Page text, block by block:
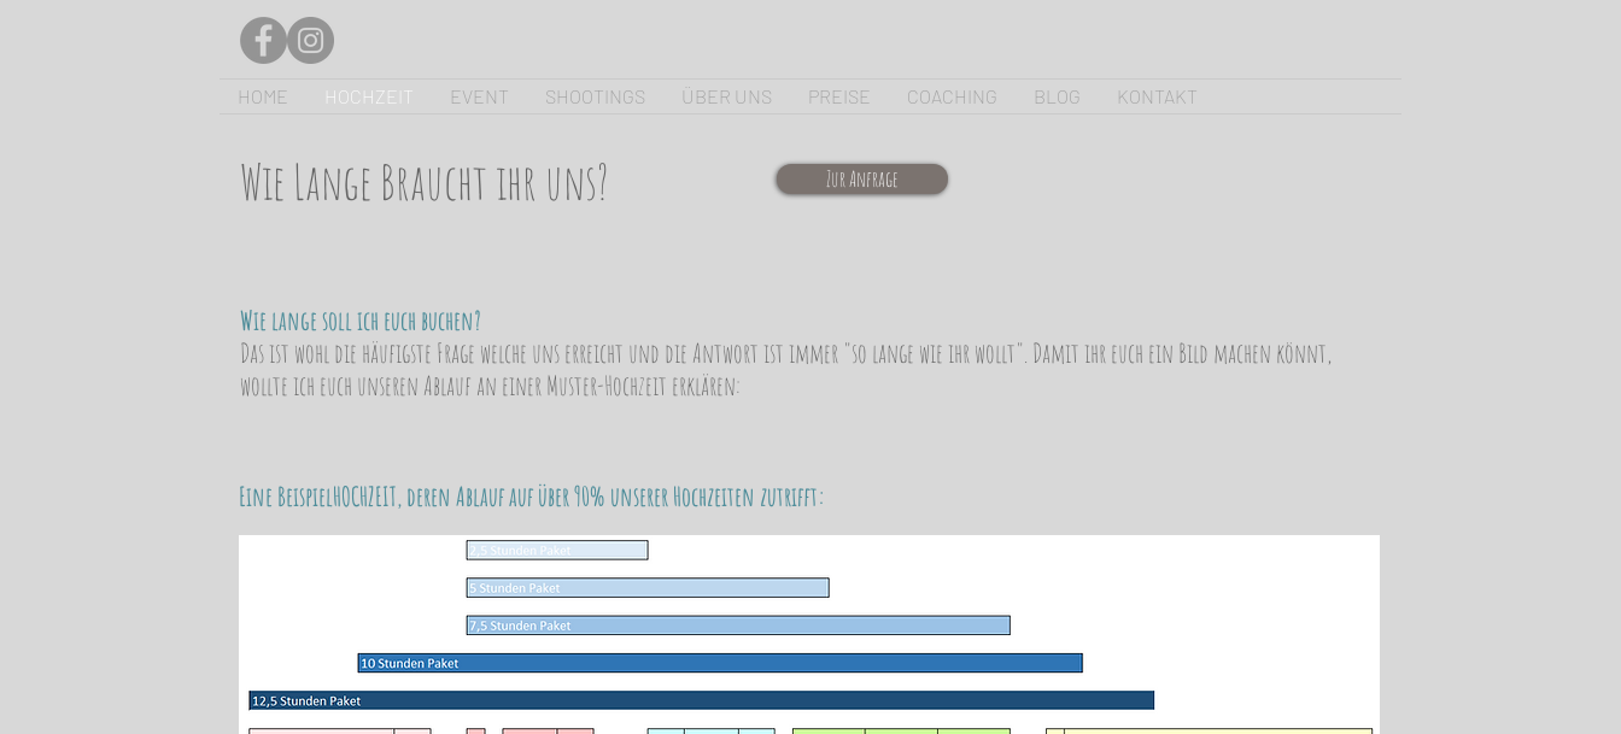
HOME HOCHZEIT EVENT SHOOTINGS ÜBER UNS PREISE COACHING BLOG KONTAKT
Wie Lange Braucht ihr uns? Zur Anfrage
Wie lange soll ich euch buchen?
Das ist wohl die häufigste Frage welche uns erreicht und die Antwort ist immer "so lange wie ihr wollt". Damit ihr euch ein Bild machen könnt,
wollte ich euch unseren Ablauf an einer Muster-Hochzeit erklären:
Eine BeispielHOCHZEIT, deren Ablauf auf über 90% unserer Hochzeiten zutrifft: